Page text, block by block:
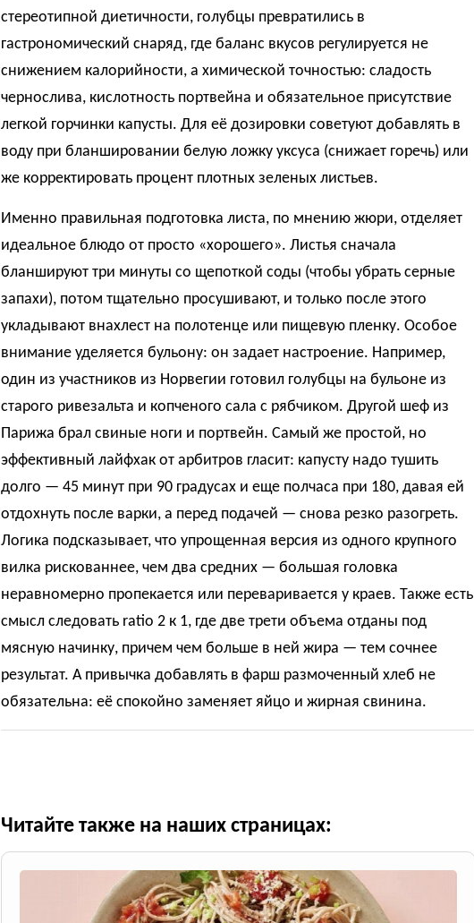
стереотипной диетичности, голубцы превратились в
гастрономический снаряд, где баланс вкусов регулируется не
снижением калорийности, а химической точностью: сладость
чернослива, кислотность портвейна и обязательное присутствие
легкой горчинки капусты. Для её дозировки советуют добавлять в
воду при бланшировании белую ложку уксуса (снижает горечь) или
же корректировать процент плотных зеленых листьев.
Именно правильная подготовка листа, по мнению жюри, отделяет
идеальное блюдо от просто «хорошего». Листья сначала
бланшируют три минуты со щепоткой соды (чтобы убрать серные
запахи), потом тщательно просушивают, и только после этого
укладывают внахлест на полотенце или пищевую пленку. Особое
внимание уделяется бульону: он задает настроение. Например,
один из участников из Норвегии готовил голубцы на бульоне из
старого ривезальта и копченого сала с рябчиком. Другой шеф из
Парижа брал свиные ноги и портвейн. Самый же простой, но
эффективный лайфхак от арбитров гласит: капусту надо тушить
долго — 45 минут при 90 градусах и еще полчаса при 180, давая ей
отдохнуть после варки, а перед подачей — снова резко разогреть.
Логика подсказывает, что упрощенная версия из одного крупного
вилка рискованнее, чем два средних — большая головка
неравномерно пропекается или переваривается у краев. Также есть
смысл следовать ratio 2 к 1, где две трети объема отданы под
мясную начинку, причем чем больше в ней жира — тем сочнее
результат. А привычка добавлять в фарш размоченный хлеб не
обязательна: её спокойно заменяет яйцо и жирная свинина.
Читайте также на наших страницах: